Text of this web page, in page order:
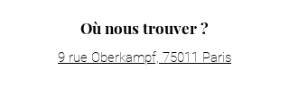
Où nous trouver ?
9 rue Oberkampf, 75011 Paris